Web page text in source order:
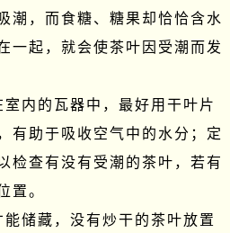
潮，而食糖、糖果却恰恰含水
一起，就会使茶叶因受潮而发
内的瓦器中，最好用干叶片
有助于吸收空气中的水分；定
检查有没有受潮的茶叶，若有
置。
储藏，没有炒干的茶叶放置